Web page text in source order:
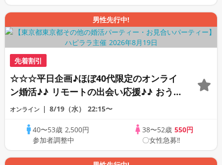
男性先行中!
先着割引
☆☆☆平日企画♪ほぼ40代限定のオンライ
ン婚活♪♪ リモートの出会い応援♪♪ おう
ちで乾杯しませんか♪♪ ☆全国の方が対象
PARTY!!
オンライン 8/19（水） 22:15〜
40〜53歳 2,500円
参加者調整中
38〜52歳 550円
〇女性急募‼